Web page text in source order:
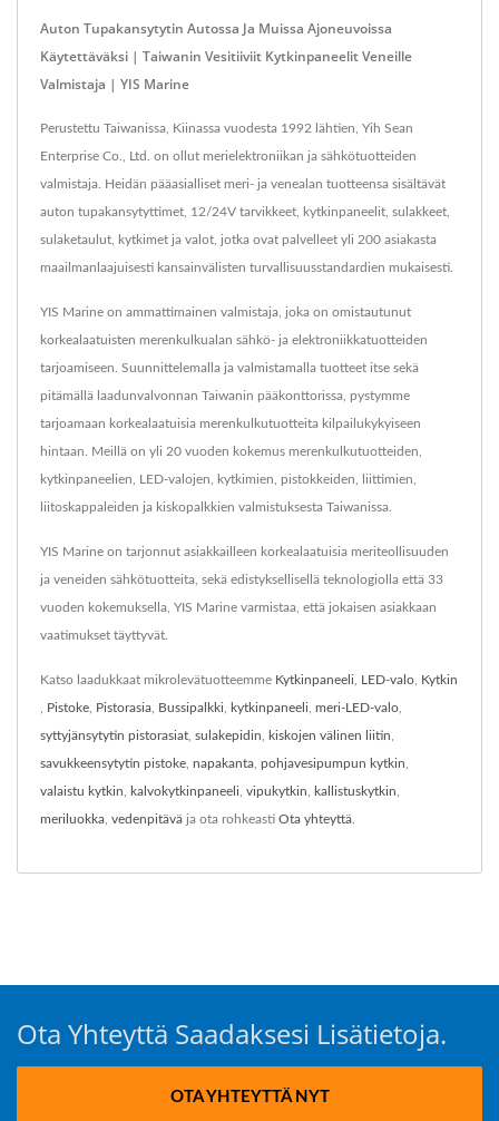
Auton Tupakansytytin Autossa Ja Muissa Ajoneuvoissa
Käytettäväksi | Taiwanin Vesitiiviit Kytkinpaneelit Veneille
Valmistaja | YIS Marine
Perustettu Taiwanissa, Kiinassa vuodesta 1992 lähtien, Yih Sean
Enterprise Co., Ltd. on ollut merielektroniikan ja sähkötuotteiden
valmistaja. Heidän pääasialliset meri- ja venealan tuotteensa sisältävät
auton tupakansytyttimet, 12/24V tarvikkeet, kytkinpaneelit, sulakkeet,
sulaketaulut, kytkimet ja valot, jotka ovat palvelleet yli 200 asiakasta
maailmanlaajuisesti kansainvälisten turvallisuusstandardien mukaisesti.
YIS Marine on ammattimainen valmistaja, joka on omistautunut
korkealaatuisten merenkulkualan sähkö- ja elektroniikkatuotteiden
tarjoamiseen. Suunnittelemalla ja valmistamalla tuotteet itse sekä
pitämällä laadunvalvonnan Taiwanin pääkonttorissa, pystymme
tarjoamaan korkealaatuisia merenkulkutuotteita kilpailukykyiseen
hintaan. Meillä on yli 20 vuoden kokemus merenkulkutuotteiden,
kytkinpaneelien, LED-valojen, kytkimien, pistokkeiden, liittimien,
liitoskappaleiden ja kiskopalkkien valmistuksesta Taiwanissa.
YIS Marine on tarjonnut asiakkailleen korkealaatuisia meriteollisuuden
ja veneiden sähkötuotteita, sekä edistyksellisellä teknologiolla että 33
vuoden kokemuksella, YIS Marine varmistaa, että jokaisen asiakkaan
vaatimukset täyttyvät.
Katso laadukkaat mikrolevätuotteemme Kytkinpaneeli LED-valo Kytkin
Pistoke Pistorasia Bussipalkki kytkinpaneeli meri-LED-valo
syttyjänsytytin pistorasiat sulakepidin kiskojen välinen liitin
savukkeensytytin pistoke napakanta pohjavesipumpun kytkin
valaistu kytkin kalvokytkinpaneeli vipukytkin kallistuskytkin
meriluokka vedenpitävä ja ota rohkeasti Ota yhteyttä
Ota Yhteyttä Saadaksesi Lisätietoja.
OTA YHTEYTTÄ NYT